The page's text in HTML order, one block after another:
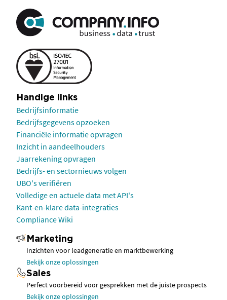
Handige links
Bedrijfsinformatie
Bedrijfsgegevens opzoeken
Financiële informatie opvragen
Inzicht in aandeelhouders
Jaarrekening opvragen
Bedrijfs- en sectornieuws volgen
UBO's verifiëren
Volledige en actuele data met API's
Kant-en-klare data-integraties
Compliance Wiki
Marketing
Inzichten voor leadgeneratie en marktbewerking
Bekijk onze oplossingen
Sales
Perfect voorbereid voor gesprekken met de juiste prospects
Bekijk onze oplossingen